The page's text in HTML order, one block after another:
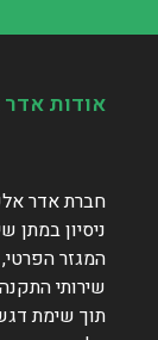
אודות
חברת אדר
ניסיון במתן
המגזר
שירותי
תוך שימת